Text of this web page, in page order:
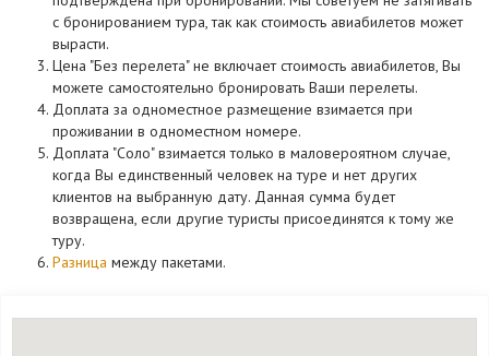
с бронированием тура, так как стоимость авиабилетов может
вырасти.
Цена "Без перелета" не включает стоимость авиабилетов, Вы
можете самостоятельно бронировать Ваши перелеты.
Доплата за одноместное размещение взимается при
проживании в одноместном номере.
Доплата "Соло" взимается только в маловероятном случае,
когда Вы единственный человек на туре и нет других
клиентов на выбранную дату. Данная сумма будет
возвращена, если другие туристы присоединятся к тому же
туру.
Разница между пакетами.